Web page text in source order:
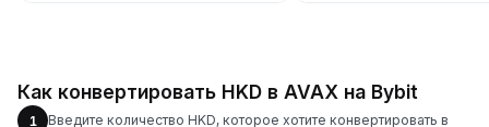
Как конвертировать HKD в AVAX на Bybit
1 Введите количество HKD, которое хотите конвертировать в